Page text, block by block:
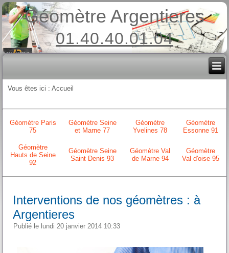
Géomètre Argentieres
01.40.40.01.04
Vous êtes ici :Accueil
Géomètre Paris
75
Géomètre Seine
et Marne 77
Géomètre
Yvelines 78
Géomètre
Essonne 91
Géomètre
Hauts de Seine
92
Géomètre Seine
Saint Denis 93
Géomètre Val
de Marne 94
Géomètre
Val d'oise 95
Interventions de nos géomètres : à
Argentieres
Publié le lundi 20 janvier 2014 10:33